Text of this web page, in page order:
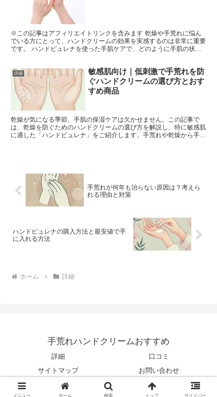
※この記事はアフィリエイトリンクを含みます 乾燥や手荒れに悩ん
でいる方にとって、ハンドクリームの効果を実感するのは非常に重要
です。 ハンドピュレナを使った手肌ケアで、どのように手肌の状態
詳細
敏感肌向け｜低刺激で手荒れを防
ぐハンドクリームの選び方とおす
すめ商品
乾燥が気になる季節、手肌の保湿ケアは欠かせません。この記事で
は、乾燥を防ぐためのハンドクリームの選び方を解説し、特に敏感肌
に適した「ハンドピュレナ」をご紹介します。手荒れや乾燥から手肌
手荒れが何年も治らない原因は？考えら
れる理由と対策
ハンドピュレナの購入方法と最安値で手
に入れる方法
ホーム 詳細
手荒れハンドクリームおすすめ
詳細
口コミ
サイトマップ
お問い合わせ
© 2024 手荒れハンドクリームおすすめ.
メニュー ホーム 検索 トップ サイドバー